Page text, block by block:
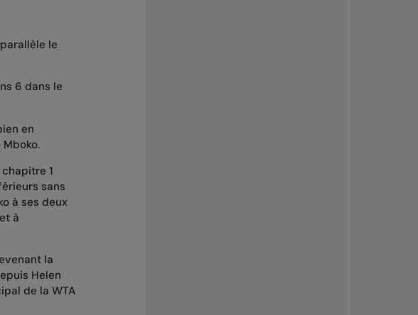
le
6 dans le
en
1
sans
à ses deux
à
la
Helen
de la WTA